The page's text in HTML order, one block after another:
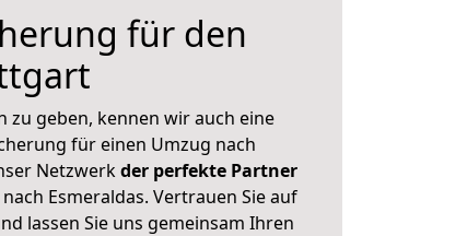
für den
zu geben, kennen wir auch eine
für einen Umzug nach
Netzwerkder perfekte Partner
Esmeraldas. Vertrauen Sie auf
lassen Sie uns gemeinsam Ihren